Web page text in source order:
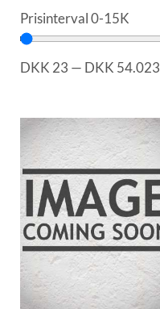
Prisinterval 0-15K
DKK 23 — DKK 54.023